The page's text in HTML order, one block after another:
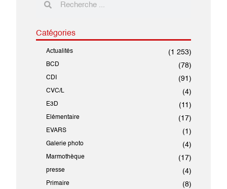
Catégories
Actualités (1 253)
BCD (78)
CDI (91)
CVC/L (4)
E3D (11)
Elémentaire (17)
EVARS (1)
Galerie photo (4)
Marmothèque (17)
presse (4)
Primaire (8)